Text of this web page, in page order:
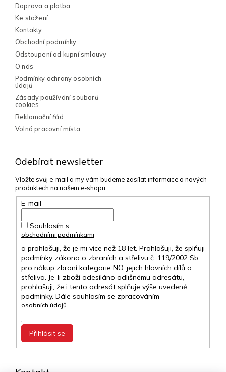
Odebírat newsletter
Vložte svůj e-mail a my vám budeme zasílat informace o nových
produktech na našem e-shopu.
E-mail
Souhlasím s
obchodními podmínkami
a prohlašuji, že je mi více než 18 let. Prohlašuji, že splňuji
podmínky zákona o zbraních a střelivu č. 119/2002 Sb.
pro nákup zbraní kategorie NO, jejich hlavních dílů a
střeliva. Je-li zboží odesíláno odlišnému adresátu,
prohlašuji, že i tento adresát splňuje výše uvedené
podmínky. Dále souhlasím se zpracováním
osobních údajů
.
Přihlásit se
Doprava a platba
Ke stažení
Kontakty
Obchodní podmínky
Odstoupení od kupní smlouvy
O nás
Podmínky ochrany osobních
údajů
Zásady používání souborů
cookies
Reklamační řád
Volná pracovní místa